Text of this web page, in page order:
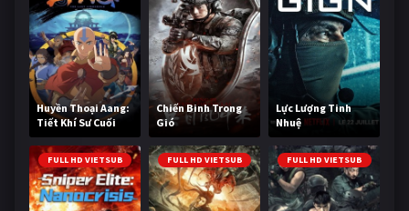
Huyền Thoại Aang:
Tiết Khí Sư Cuối
Cùng
Chiến Binh Trong
Gió
Lực Lượng Tinh
Nhuệ
FULL HD VIETSUB FULL HD VIETSUB FULL HD VIETSUB